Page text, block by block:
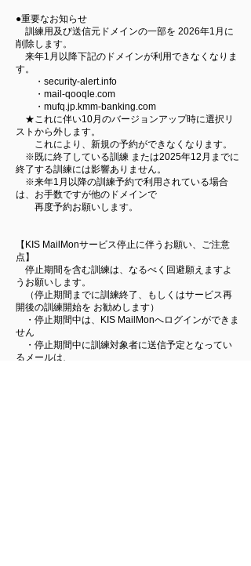
●重要なお知らせ
訓練用及び送信元ドメインの一部を 2026年1月に
削除します。
来年1月以降下記のドメインが利用できなくなりま
す。
・security-alert.info
・mail-qooqle.com
・mufq.jp.kmm-banking.com
★これに伴い10月のバージョンアップ時に選択リ
ストから外します。
これにより、新規の予約ができなくなります。
※既に終了している訓練 または2025年12月までに
終了する訓練には影響ありません。
※来年1月以降の訓練予約で利用されている場合
は、お手数ですが他のドメインで
再度予約お願いします。
【KIS MailMonサービス停止に伴うお願い、ご注意
点】
停止期間を含む訓練は、なるべく回避願えますよ
うお願いします。
（停止期間までに訓練終了、もしくはサービス再
開後の訓練開始を お勧めします）
・停止期間中は、KIS MailMonへログインができま
せん
・停止期間中に訓練対象者に送信予定となってい
るメールは、